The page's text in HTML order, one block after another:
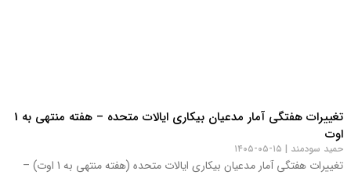
تغییرات هفتگی آمار مدعیان بیکاری ایالات متحده – هفته منتهی به 1
اوت
حمید سودمند ۱۵-۰۵-۱۴۰۵
تغییرات هفتگی آمار مدعیان بیکاری ایالات متحده (هفته منتهی به 1 اوت) –